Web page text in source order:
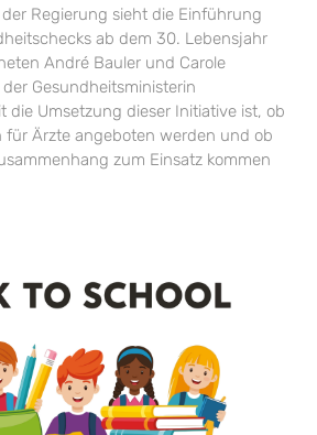
Regierung sieht die Einführung
ab dem 30. Lebensjahr
André Bauler und Carole
Gesundheitsministerin
die Umsetzung dieser Initiative ist, ob
für Ärzte angeboten werden und ob
zum Einsatz kommen